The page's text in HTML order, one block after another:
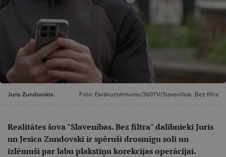
Juris Zundovskis. Foto: Ekrānuzņēmums/360TV/Slavenības. Bez filtra
Realitātes šova "Slavenības. Bez filtra" dalībnieki Juris
un Jesica Zundovski ir spēruši drosmīgu soli un
izlēmuši par labu plakstiņu korekcijas operācijai.